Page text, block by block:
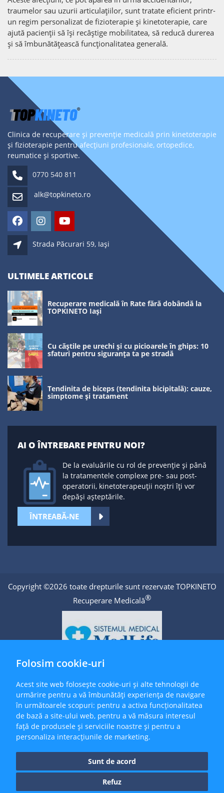
Folosim cookie-uri
Acest site web folosește cookie-uri și alte tehnologii de
urmărire pentru a vă îmbunătăți experiența de navigare
în următoarele scopuri: pentru a activa funcționalitatea
de bază a site-ului web, pentru a vă măsura interesul
față de produsele și serviciile noastre și pentru a
personaliza interacțiunile de marketing.
Sunt de acord
Refuz
traumelor sau uzurii articulațiilor, sunt tratate eficient printr-
un regim personalizat de fizioterapie și kinetoterapie, care
ajută pacienții să își recâștige mobilitatea, să reducă durerea
și să îmbunătățească funcționalitatea generală.
Clinica de recuperare și prevenție medicală prin kinetoterapie
și fizioterapie pentru afecțiuni profesionale, ortopedice,
reumatice și sportive.
0770 540 811
alk@topkineto.ro
Strada Păcurari 59, Iași
ULTIMELE ARTICOLE
Recuperare medicală în Rate fără dobândă la
TOPKINETO Iași
Cu căștile pe urechi și cu picioarele în ghips: 10
sfaturi pentru siguranța ta pe stradă
Tendinita de biceps (tendinita bicipitală): cauze,
simptome și tratament
AI O ÎNTREBARE PENTRU NOI?
De la evaluările cu rol de prevenție și până
la tratamentele complexe pre- sau post-
operatorii, kinetoterapeuții noștri îți vor
depăși așteptările.
ÎNTREABĂ-NE
Copyright ©2026 toate drepturile sunt rezervate TOPKINETO
Recuperare Medicală®